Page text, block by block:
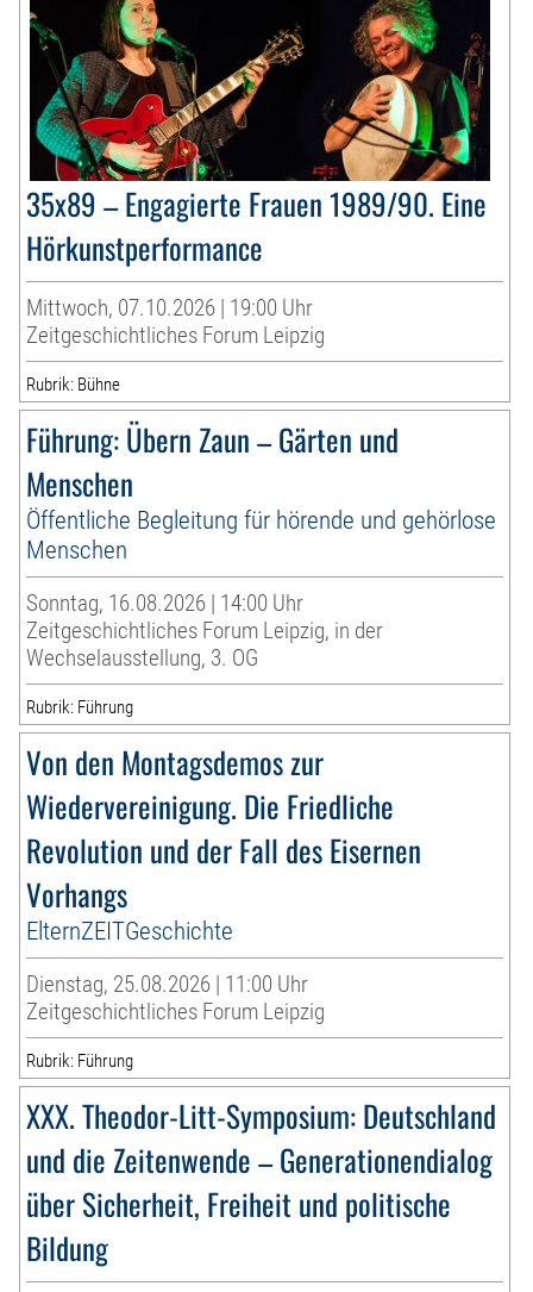
35x89 – Engagierte Frauen 1989/90. Eine
Hörkunstperformance
Mittwoch, 07.10.2026 | 19:00 Uhr
Zeitgeschichtliches Forum Leipzig
Rubrik: Bühne
Führung: Übern Zaun – Gärten und
Menschen
Öffentliche Begleitung für hörende und gehörlose
Menschen
Sonntag, 16.08.2026 | 14:00 Uhr
Zeitgeschichtliches Forum Leipzig, in der
Wechselausstellung, 3. OG
Rubrik: Führung
Von den Montagsdemos zur
Wiedervereinigung. Die Friedliche
Revolution und der Fall des Eisernen
Vorhangs
ElternZEITGeschichte
Dienstag, 25.08.2026 | 11:00 Uhr
Zeitgeschichtliches Forum Leipzig
Rubrik: Führung
XXX. Theodor-Litt-Symposium: Deutschland
und die Zeitenwende – Generationendialog
über Sicherheit, Freiheit und politische
Bildung